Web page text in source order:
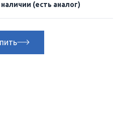
наличии (есть аналог)